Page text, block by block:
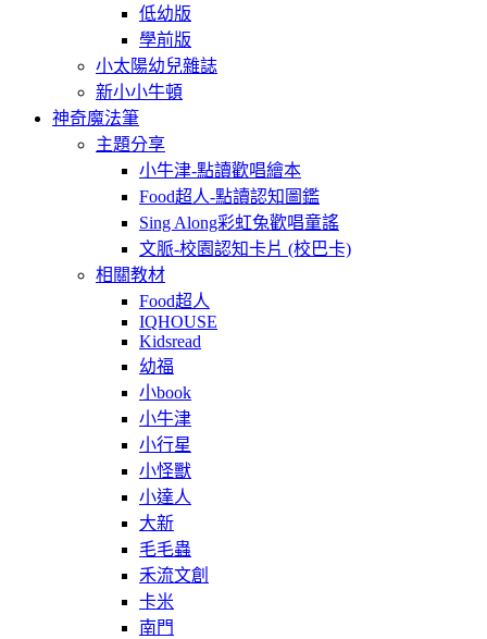
低幼版
學前版
小太陽幼兒雜誌
新小小牛頓
神奇魔法筆
主題分享
小牛津-點讀歡唱繪本
Food超人-點讀認知圖鑑
Sing Along彩虹兔歡唱童謠
文脈-校園認知卡片 (校巴卡)
相關教材
Food超人
IQHOUSE
Kidsread
幼福
小book
小牛津
小行星
小怪獸
小達人
大新
毛毛蟲
禾流文創
卡米
南門